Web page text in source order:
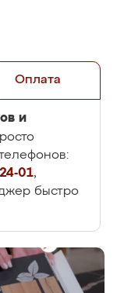
Оплата
и
01,
быстро